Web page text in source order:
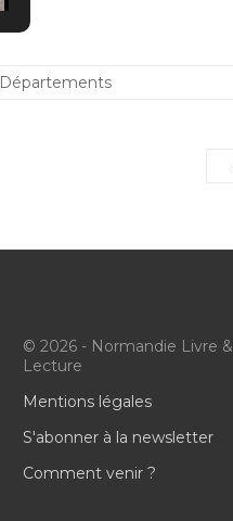
Départements
© 2026 - Normandie Livre &
Lecture
Mentions légales
S'abonner à la newsletter
Comment venir ?